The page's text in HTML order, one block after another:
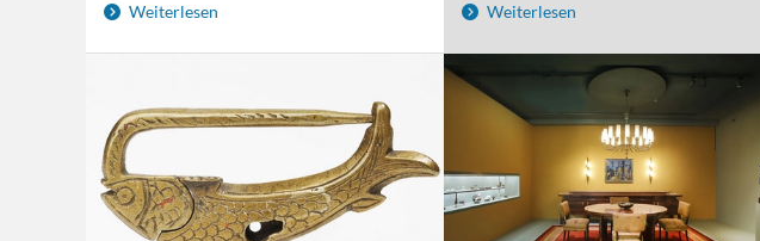
Weiterlesen
Weiterlesen